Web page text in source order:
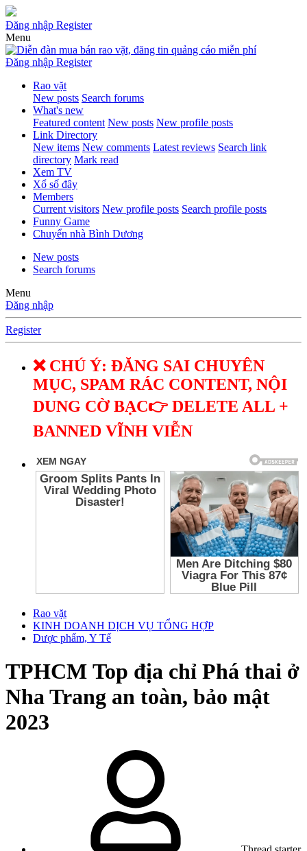
Đăng nhập Register
Menu
Đăng nhập Register
Rao vặt
New posts Search forums
What's new
Featured content New posts New profile posts
Link Directory
New items New comments Latest reviews Search link
directory Mark read
Xem TV
Xổ số đây
Members
Current visitors New profile posts Search profile posts
Funny Game
Chuyển nhà Bình Dương
New posts
Search forums
Menu
Đăng nhập
Register
❌ CHÚ Ý: ĐĂNG SAI CHUYÊN
MỤC, SPAM RÁC CONTENT, NỘI
DUNG CỜ BẠC👉 DELETE ALL +
BANNED VĨNH VIỄN
Rao vặt
KINH DOANH DỊCH VỤ TỔNG HỢP
Dược phẩm, Y Tế
TPHCM Top địa chỉ Phá thai ở
Nha Trang an toàn, bảo mật
2023